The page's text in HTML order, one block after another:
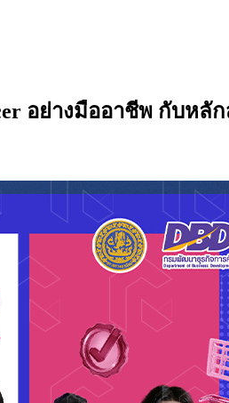
อย่างมืออาชีพ กับหลั